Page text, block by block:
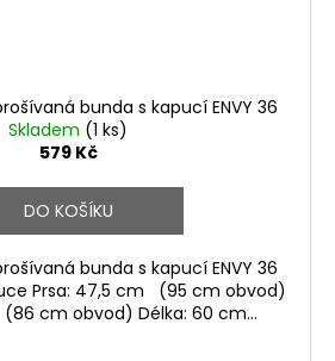
bunda s kapucí ENVY 36
Skladem (1 ks)
579 Kč
DO KOŠÍKU
bunda s kapucí ENVY 36
Prsa: 47,5 cm (95 cm obvod)
cm obvod) Délka: 60 cm...